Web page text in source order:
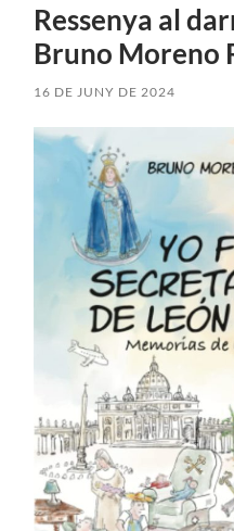
Ressenya al
Bruno Moreno
16 DE JUNY DE 2024